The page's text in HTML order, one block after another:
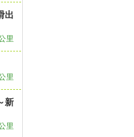
出
里
里
新
里